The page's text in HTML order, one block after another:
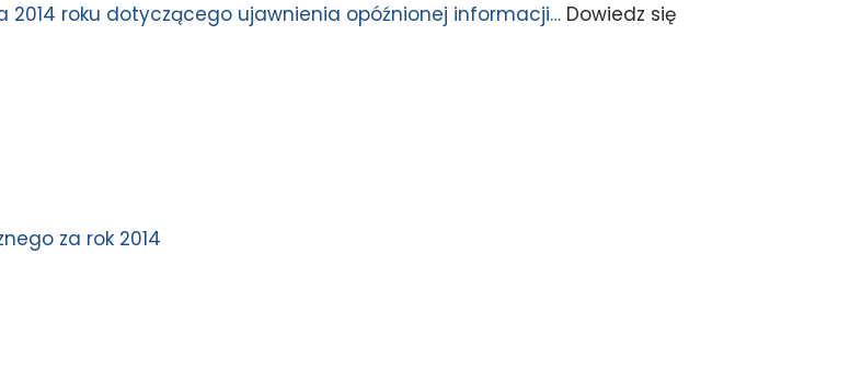
2014 roku dotyczącego ujawnienia opóźnionej informacji… Dowiedz się
za rok 2014